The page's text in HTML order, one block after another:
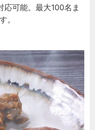
応可能。最大100名ま
。